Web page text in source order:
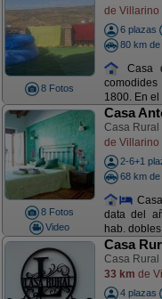
8 Fotos
de Villarino
6 plazas
80 km de
Casa
1800. En
8 Fotos
Video
Casa
Casa Rural
de Villarino
2-6+1
68 km de
data del
hab.
Casa
Casa Rural
33 km de
4 plazas